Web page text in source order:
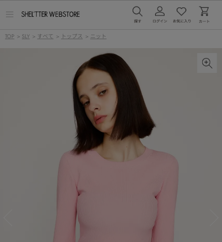
ー
TOP > SLY > すべて > トップス > ニット